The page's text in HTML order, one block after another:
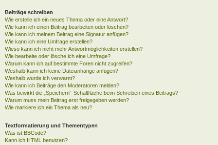
Beiträge schreiben
Wie erstelle ich ein neues Thema oder eine Antwort?
Wie kann ich einen Beitrag bearbeiten oder löschen?
Wie kann ich meinem Beitrag eine Signatur anfügen?
Wie kann ich eine Umfrage erstellen?
Wieso kann ich nicht mehr Antwortmöglichkeiten erstellen?
Wie bearbeite oder lösche ich eine Umfrage?
Warum kann ich auf bestimmte Foren nicht zugreifen?
Weshalb kann ich keine Dateianhänge anfügen?
Weshalb wurde ich verwarnt?
Wie kann ich Beiträge den Moderatoren melden?
Was bewirkt die „Speichern“-Schaltfläche beim Schreiben eines Beitrags?
Warum muss mein Beitrag erst freigegeben werden?
Wie markiere ich ein Thema als neu?
Textformatierung und Thementypen
Was ist BBCode?
Kann ich HTML benutzen?